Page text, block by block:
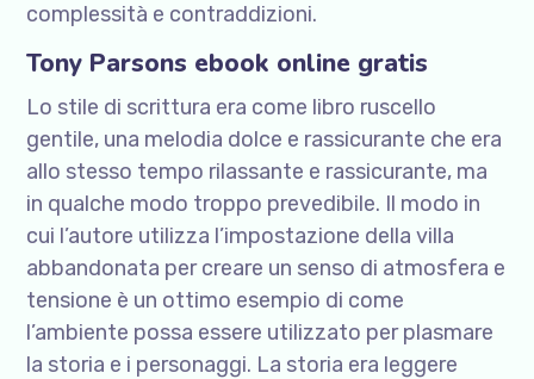
complessità e contraddizioni.
Tony Parsons ebook online gratis
Lo stile di scrittura era come libro ruscello
gentile, una melodia dolce e rassicurante che era
allo stesso tempo rilassante e rassicurante, ma
in qualche modo troppo prevedibile. Il modo in
cui l’autore utilizza l’impostazione della villa
abbandonata per creare un senso di atmosfera e
tensione è un ottimo esempio di come
l’ambiente possa essere utilizzato per plasmare
la storia e i personaggi. La storia era leggere